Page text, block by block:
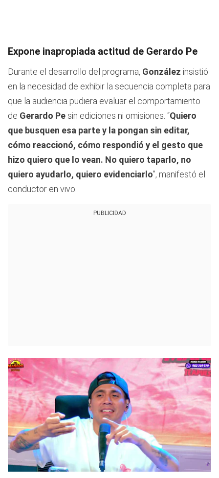
Expone inapropiada actitud de Gerardo Pe
Durante el desarrollo del programa, González insistió
en la necesidad de exhibir la secuencia completa para
que la audiencia pudiera evaluar el comportamiento
de Gerardo Pe sin ediciones ni omisiones. “Quiero
que busquen esa parte y la pongan sin editar,
cómo reaccionó, cómo respondió y el gesto que
hizo quiero que lo vean. No quiero taparlo, no
quiero ayudarlo, quiero evidenciarlo”, manifestó el
conductor en vivo.
PUBLICIDAD